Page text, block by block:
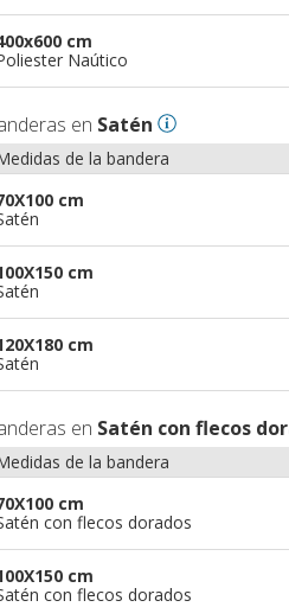
cm
Naútico
en Satén
de la bandera
cm
cm
cm
en Satén con flecos
de la bandera
cm
con flecos dorados
cm
con flecos dorados